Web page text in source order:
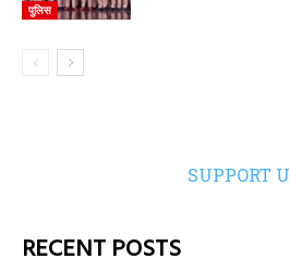
पुलिस
SUPPORT
RECENT POSTS